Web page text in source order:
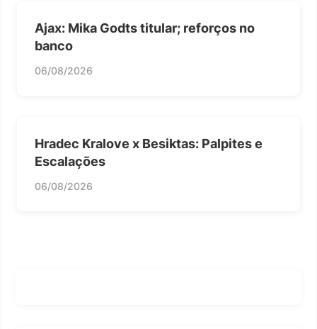
Ajax: Mika Godts titular; reforços no
banco
06/08/2026
Hradec Kralove x Besiktas: Palpites e
Escalações
06/08/2026